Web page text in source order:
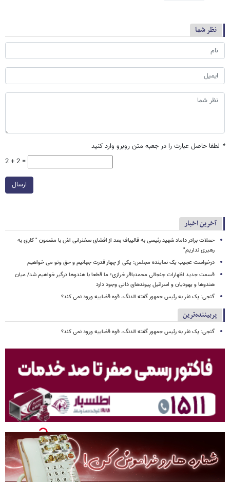
نظر شما
* لطفا حاصل عبارت را در جعبه متن روبرو وارد کنید
2 + 2 =
ارسال
آخرین اخبار
حملات برادر داماد شهید رئیسی به قالیباف بعد از افشای سخنرانی اش با مضمون " کاری به
رهبری نداریم"
درخواست عجیب یک نماینده مجلس: یکی از چهار قدرت جهانیم و حق وتو می خواهیم
قسمت جدید اظهارات جنجالی محمدباقر خرازی؛ ما قطعا با هندوها درگیر خواهیم شد/ میان
هندوها و یهودیان و اسرائیل پیوندهای ذاتی وجود دارد
گنجی: یک نفر به رئیس جمهور گفته الدنگ، قوه قضاییه ورود نمی کند؟
پربیننده‌ترین
گنجی: یک نفر به رئیس جمهور گفته الدنگ، قوه قضاییه ورود نمی کند؟